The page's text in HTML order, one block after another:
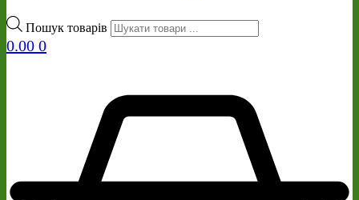
Пошук товарів
0.00 0